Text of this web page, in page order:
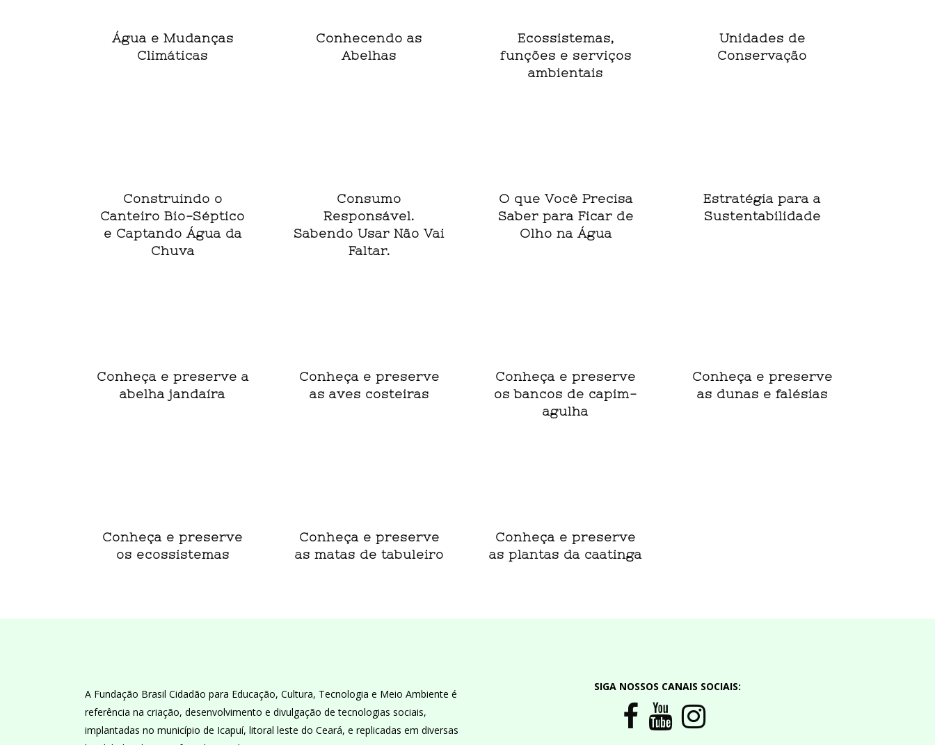
Água e Mudanças
Climáticas
Conhecendo as
Abelhas
Ecossistemas,
funções e serviços
ambientais
Unidades de
Conservação
Construindo o
Canteiro Bio-Séptico
e Captando Água da
Chuva
Consumo
Responsável.
Sabendo Usar Não Vai
Faltar.
O que Você Precisa
Saber para Ficar de
Olho na Água
Estratégia para a
Sustentabilidade
Conheça e preserve a
abelha jandaíra
Conheça e preserve
as aves costeiras
Conheça e preserve
os bancos de capim-
agulha
Conheça e preserve
as dunas e falésias
Conheça e preserve
os ecossistemas
Conheça e preserve
as matas de tabuleiro
Conheça e preserve
as plantas da caatinga
A Fundação Brasil Cidadão para Educação, Cultura, Tecnologia e Meio Ambiente é
referência na criação, desenvolvimento e divulgação de tecnologias sociais,
implantadas no município de Icapuí, litoral leste do Ceará, e replicadas em diversas
SIGA NOSSOS CANAIS SOCIAIS: